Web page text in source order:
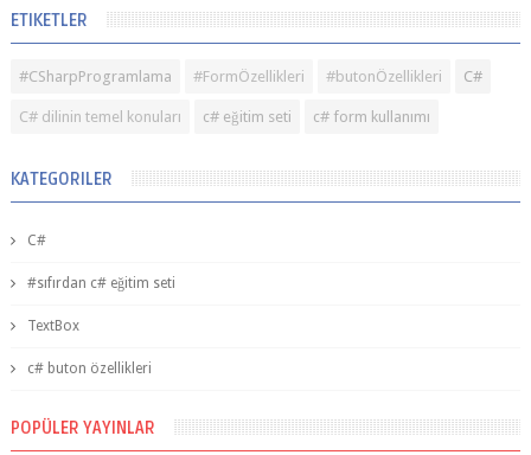
ETIKETLER
#CSharpProgramlama #FormÖzellikleri #butonÖzellikleri C#
C# dilinin temel konuları c# eğitim seti c# form kullanımı
KATEGORILER
C#
#sıfırdan c# eğitim seti
TextBox
c# buton özellikleri
POPÜLER YAYINLAR